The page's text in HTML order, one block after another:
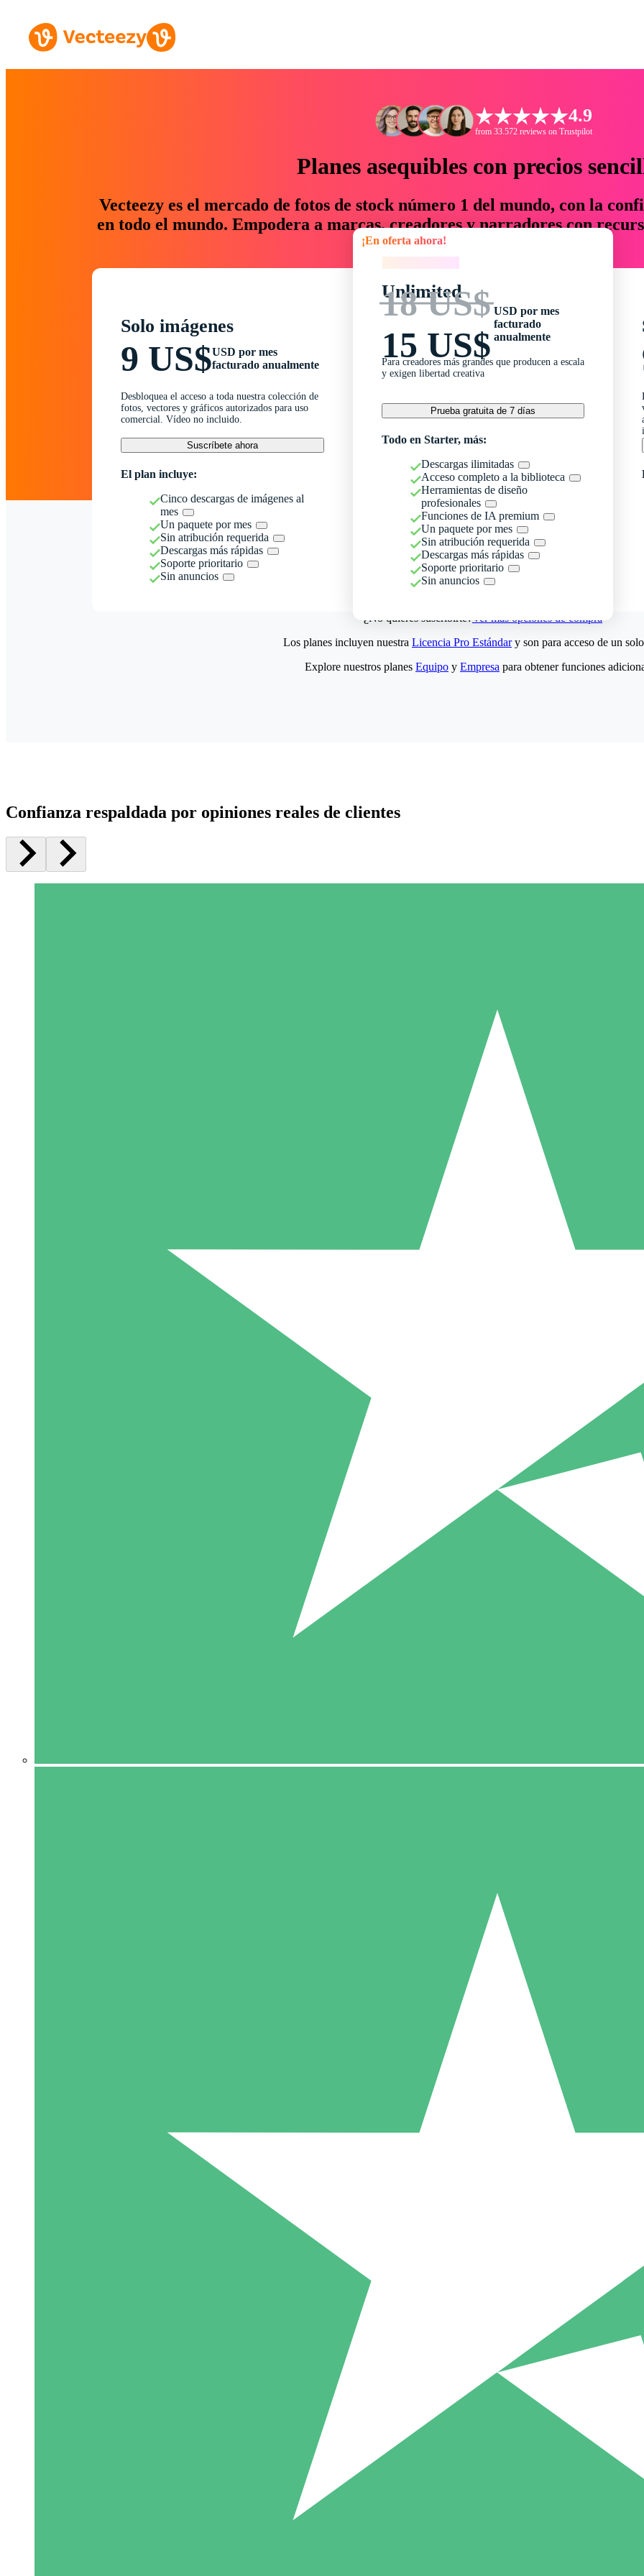
4.9
from 33.572 reviews on Trustpilot
Planes asequibles con precios
Vecteezy es el mercado de fotos de stock número 1 del mundo, con la
en todo el mundo. Empodera a marcas, creadores y narradores con
un 76 % en tiempo y presupuesto.
Solo imágenes
9 US$USD por mes
facturado anualmente
Desbloquea el acceso a toda nuestra colección de
fotos, vectores y gráficos autorizados para uso
comercial. Vídeo no incluido.
Suscríbete ahora
El plan incluye:
Cinco descargas de imágenes al
mes
Un paquete por mes
Sin atribución requerida
Descargas más rápidas
Soporte prioritario
Sin anuncios
¡En oferta ahora!
Unlimited
18 US$
15 US$
USD por mes
facturado
anualmente
Para creadores más grandes que producen a escala
y exigen libertad creativa
Prueba gratuita de 7 días
Todo en Starter, más:
Descargas ilimitadas
Acceso completo a la biblioteca
Herramientas de diseño
profesionales
Funciones de IA premium
Un paquete por mes
Sin atribución requerida
Descargas más rápidas
Soporte prioritario
Sin anuncios
¿No quieres suscribirte?Ver más opciones de compra
5 Descargas
15
Los planes incluyen nuestra Licencia Pro Estándary son para acceso de un
Explore nuestros planes Equipo y Empresa para obtener funciones
Confianza respaldada por opiniones reales de clientes